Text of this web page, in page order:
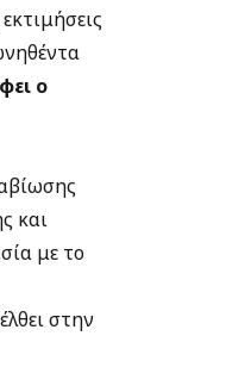
ο
και
με το
στην